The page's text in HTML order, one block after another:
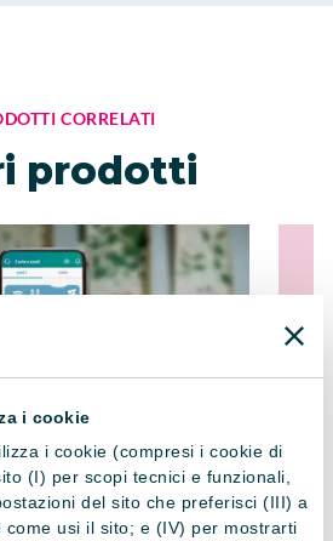
i cookie
i cookie (compresi i cookie di
(I) per scopi tecnici e funzionali,
del sito che preferisci (III) a
usi il sito; e (IV) per mostrarti
CORRELATI
prodotti
Crédit